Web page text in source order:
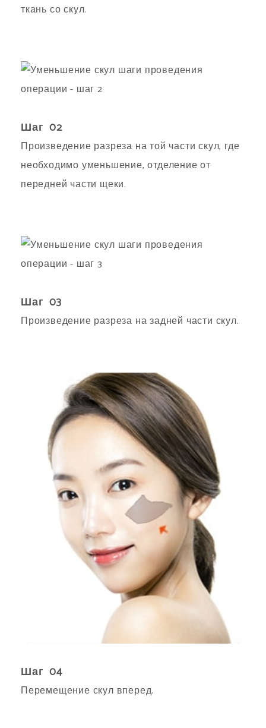
ткань со скул.
Шаг 02
Произведение разреза на той части скул, где
необходимо уменьшение, отделение от
передней части щеки.
Шаг 03
Произведение разреза на задней части скул.
Шаг 04
Перемещение скул вперед.